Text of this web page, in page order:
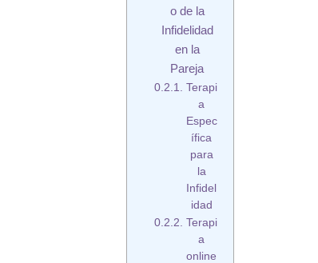
o de la
Infidelidad
en la
Pareja
Terapi
a
Espec
ífica
para
la
Infidel
idad
Terapi
a
online